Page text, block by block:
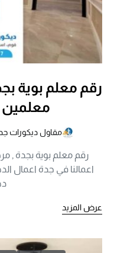
معلمين
مقاول ديكورات
رقم معلم بوية بجدة ,
اعمالنا في جدة اعمال
عرض المزيد